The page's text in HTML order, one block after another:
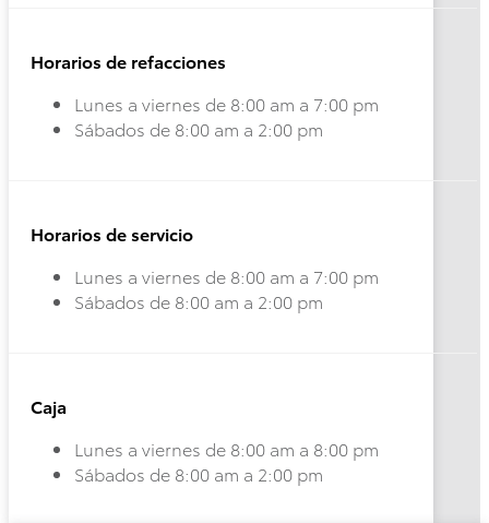
Horarios de refacciones
Lunes a viernes de 8:00 am a 7:00 pm
Sábados de 8:00 am a 2:00 pm
Horarios de servicio
Lunes a viernes de 8:00 am a 7:00 pm
Sábados de 8:00 am a 2:00 pm
Caja
Lunes a viernes de 8:00 am a 8:00 pm
Sábados de 8:00 am a 2:00 pm